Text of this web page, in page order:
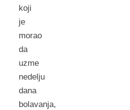
koji
je
morao
da
uzme
nedelju
dana
bolavanja,